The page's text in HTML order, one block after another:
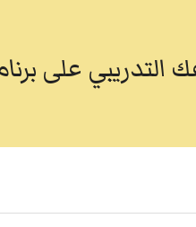
على